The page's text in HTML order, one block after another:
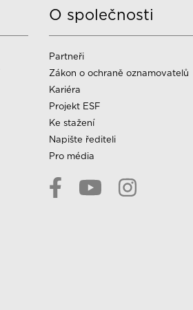
O společnosti
Partneři
Zákon o ochraně oznamovatelů
Kariéra
Projekt ESF
Ke stažení
Napište řediteli
Pro média